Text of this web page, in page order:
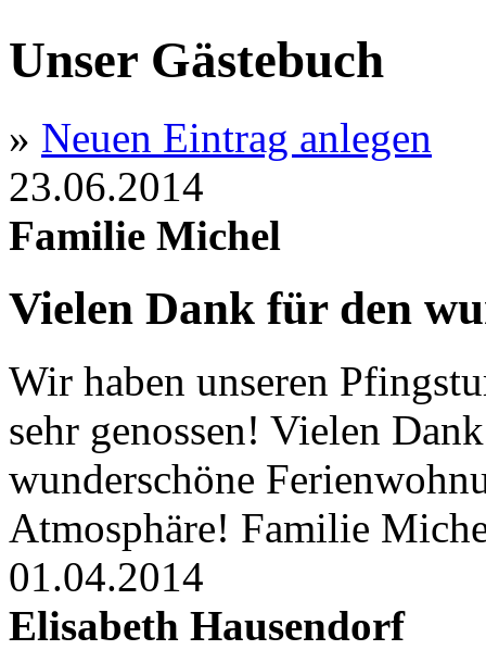
Unser Gästebuch
» Neuen Eintrag anlegen
23.06.2014
Familie Michel
Vielen Dank für den
Wir haben unseren
sehr genossen! Vielen
wunderschöne
Atmosphäre! Familie
01.04.2014
Elisabeth Hausendorf